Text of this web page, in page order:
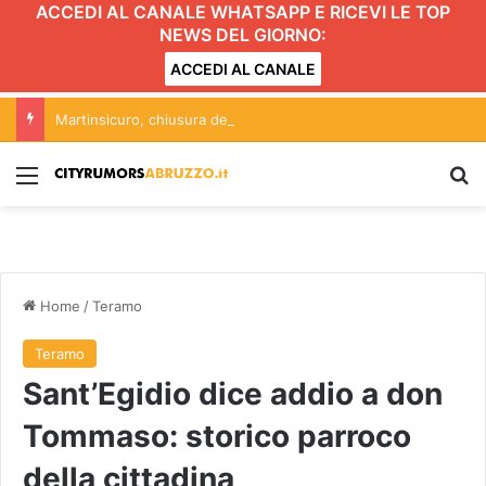
ACCEDI AL CANALE WHATSAPP E RICEVI LE TOP
NEWS DEL GIORNO:
ACCEDI AL CANALE
Menu
Home /Teramo
Teramo
Sant’Egidio dice addio a don
Tommaso: storico parroco